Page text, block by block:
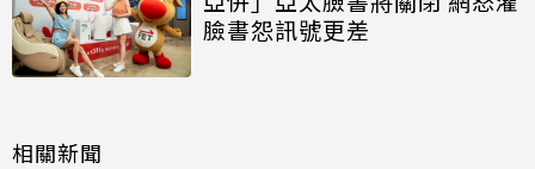
臉書怨訊號更差
相關新聞